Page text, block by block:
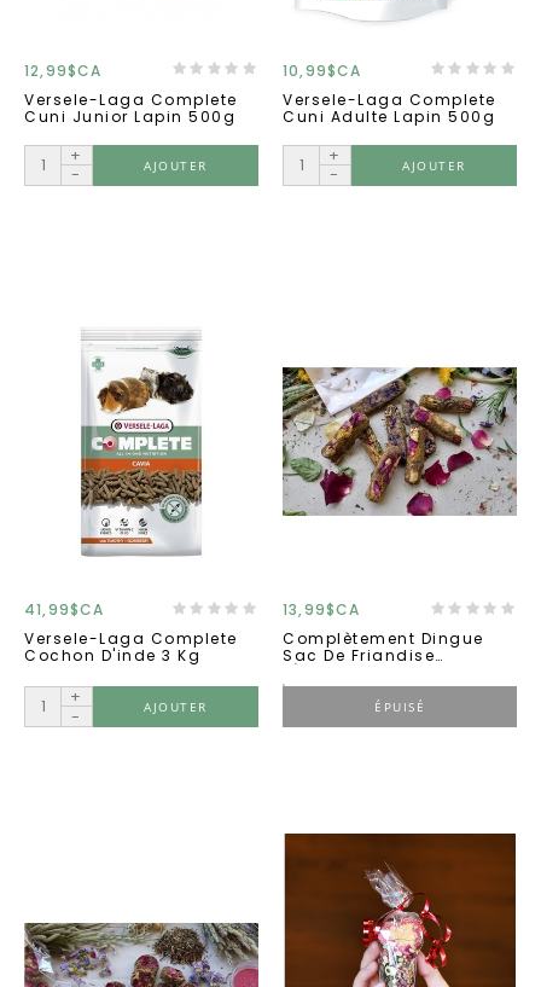
12,99$CA
Versele-Laga Complete
Cuni Junior Lapin 500g
+
-
AJOUTER
10,99$CA
Versele-Laga Complete
Cuni Adulte Lapin 500g
+
-
AJOUTER
41,99$CA
Versele-Laga Complete
Cochon D'inde 3 Kg
+
-
AJOUTER
13,99$CA
Complètement Dingue
Sac De Friandise
ÉPUISÉ